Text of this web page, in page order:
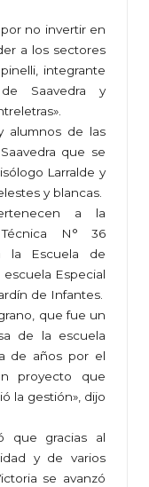
no invertir en
a los sectores
integrante
Saavedra y
alumnos de las
que se
Larralde y
y blancas.
a la
N° 36
la Escuela de
escuela Especial
de Infantes.
que fue un
de la escuela
de años por el
proyecto que
la gestión», dijo
que gracias al
y de varios
se avanzó